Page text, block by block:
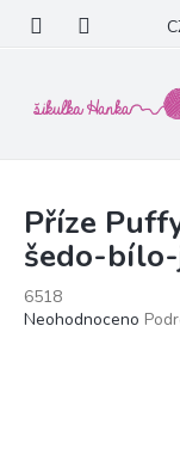
obsah
Příze
šedo-
6518
Průměrné
Neohodnoceno